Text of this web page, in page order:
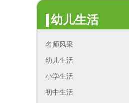
幼儿生活
名师风采
幼儿生活
小学生活
初中生活